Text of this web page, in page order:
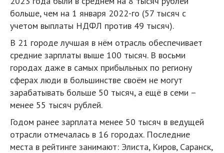
больше, чем на 1 января 2022-го (57 тысяч с
учетом выплаты НДФЛ против 49 тысяч).
В 21 городе лучшая в нём отрасль обеспечивает
средние зарплаты выше 100 тысяч. В восьми
городах даже в самых прибыльных по региону
сферах люди в большинстве своём не могут
зарабатывать больше 50 тысяч, а ещё в семи –
менее 55 тысяч рублей.
Годом ранее зарплата менее 50 тысяч в ведущей
отрасли отмечалась в 16 городах. Последние
места в рейтинге занимают: Элиста, Киров, Саранск,